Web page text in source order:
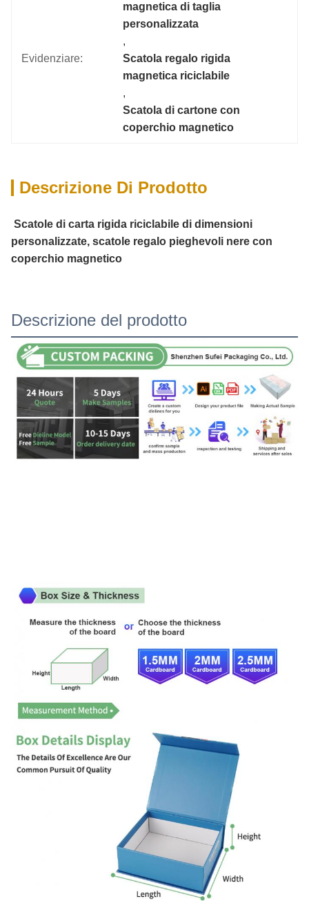
Evidenziare:
magnetica di taglia
personalizzata
,
Scatola regalo rigida
magnetica riciclabile
,
Scatola di cartone con
coperchio magnetico
Descrizione Di Prodotto
Scatole di carta rigida riciclabile di dimensioni
personalizzate, scatole regalo pieghevoli nere con
coperchio magnetico
Descrizione del prodotto